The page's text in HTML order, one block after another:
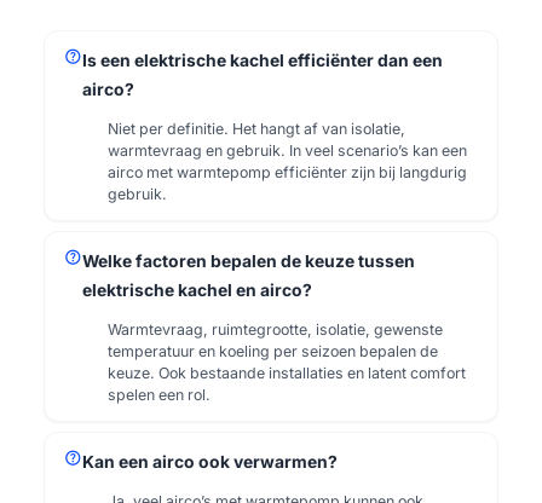
helpIs een elektrische kachel efficiënter dan een
airco?
Niet per definitie. Het hangt af van isolatie,
warmtevraag en gebruik. In veel scenario’s kan een
airco met warmtepomp efficiënter zijn bij langdurig
gebruik.
helpWelke factoren bepalen de keuze tussen
elektrische kachel en airco?
Warmtevraag, ruimtegrootte, isolatie, gewenste
temperatuur en koeling per seizoen bepalen de
keuze. Ook bestaande installaties en latent comfort
spelen een rol.
helpKan een airco ook verwarmen?